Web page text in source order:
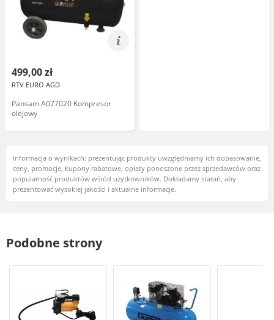
499,00 zł
RTV EURO AGD
Pansam A077020 Kompresor
olejowy
Informacja o wynikach: prezentując produkty uwzględniamy ich dopasowanie,
ceny, promocje, kupony rabatowe, opłaty ponoszone przez sprzedawców oraz
popularność produktów wśród użytkowników. Dokładamy starań, aby
prezentować wysokiej jakości i aktualne informacje.
Podobne strony